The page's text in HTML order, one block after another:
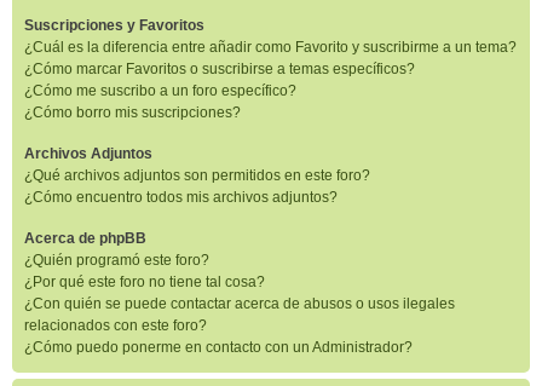
Suscripciones y Favoritos
¿Cuál es la diferencia entre añadir como Favorito y suscribirme a un tema?
¿Cómo marcar Favoritos o suscribirse a temas específicos?
¿Cómo me suscribo a un foro específico?
¿Cómo borro mis suscripciones?
Archivos Adjuntos
¿Qué archivos adjuntos son permitidos en este foro?
¿Cómo encuentro todos mis archivos adjuntos?
Acerca de phpBB
¿Quién programó este foro?
¿Por qué este foro no tiene tal cosa?
¿Con quién se puede contactar acerca de abusos o usos ilegales
relacionados con este foro?
¿Cómo puedo ponerme en contacto con un Administrador?